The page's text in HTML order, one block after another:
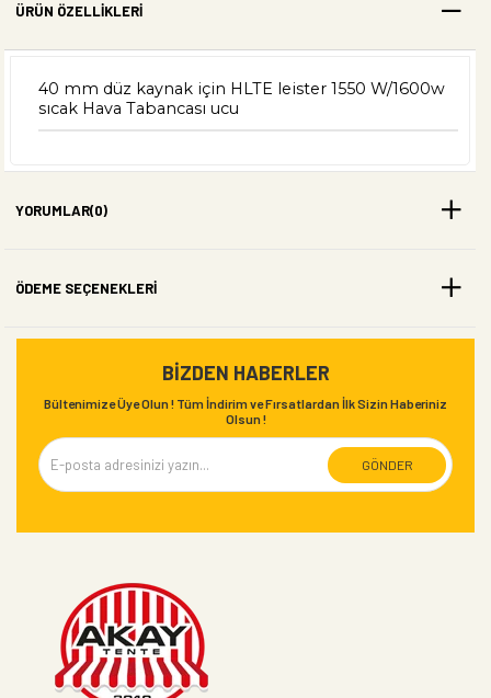
ÜRÜN ÖZELLIKLERI
40 mm düz kaynak için HLTE leister 1550 W/1600w
sıcak Hava Tabancası ucu
YORUMLAR(0)
ÖDEME SEÇENEKLERI
BIZDEN HABERLER
Bültenimize Üye Olun ! Tüm İndirim ve Fırsatlardan İlk Sizin Haberiniz
Olsun !
GÖNDER